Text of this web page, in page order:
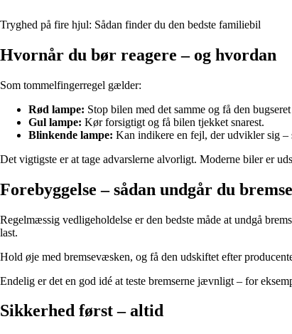
Tryghed på fire hjul: Sådan finder du den bedste familiebil
Hvornår du bør reagere – og hvordan
Som tommelfingerregel gælder:
Rød lampe: Stop bilen med det samme og få den
Gul lampe: Kør forsigtigt og få bilen tjekket snarest.
Blinkende lampe: Kan indikere en fejl, der udvikler sig
Det vigtigste er at tage advarslerne alvorligt. Moderne biler er
Forebyggelse – sådan undgår du
Regelmæssig vedligeholdelse er den bedste måde at undgå
last.
Hold øje med bremsevæsken, og få den udskiftet efter
Endelig er det en god idé at teste bremserne jævnligt – for
Sikkerhed først – altid